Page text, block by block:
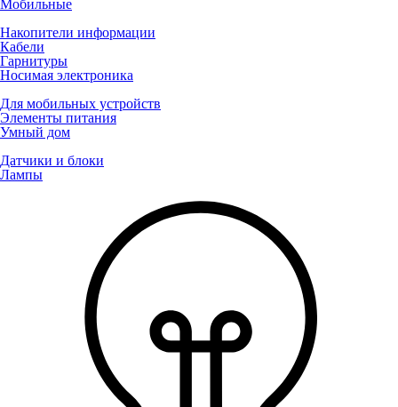
Мобильные
Накопители информации
Кабели
Гарнитуры
Носимая электроника
Для мобильных устройств
Элементы питания
Умный дом
Датчики и блоки
Лампы